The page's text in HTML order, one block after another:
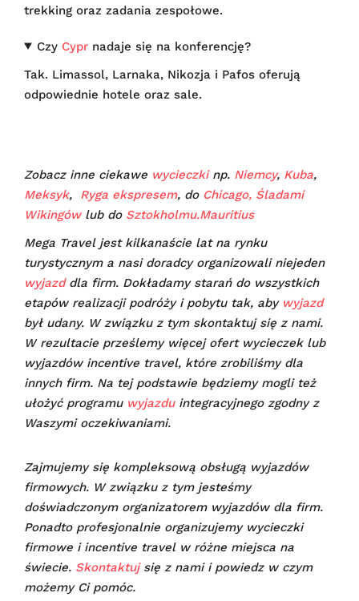
trekking oraz zadania zespołowe.
Czy Cyprnadaje się na konferencję?
Tak. Limassol, Larnaka, Nikozja i Pafos oferują
odpowiednie hotele oraz sale.
Zobacz inne ciekawe wycieczkinp. Niemcy, Kuba,
Meksyk, Ryga ekspresem, do Chicago, Śladami
Wikingówlub do Sztokholmu.Mauritius
Mega Travel jest kilkanaście lat na rynku
turystycznym a nasi doradcy organizowali niejeden
wyjazddla firm. Dokładamy starań do wszystkich
etapów realizacji podróży i pobytu tak, aby wyjazd
był udany. W związku z tym skontaktuj się z nami.
W rezultacie prześlemy więcej ofert wycieczek lub
wyjazdów incentive travel, które zrobiliśmy dla
innych firm. Na tej podstawie będziemy mogli też
ułożyć programu wyjazduintegracyjnego zgodny z
Waszymi oczekiwaniami.
Zajmujemy się kompleksową obsługą wyjazdów
firmowych. W związku z tym jesteśmy
doświadczonym organizatorem wyjazdów dla firm.
Ponadto profesjonalnie organizujemy wycieczki
firmowe i incentive travel w różne miejsca na
świecie. Skontaktujsię z nami i powiedz w czym
możemy Ci pomóc.